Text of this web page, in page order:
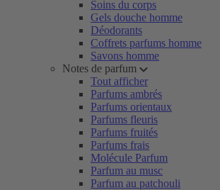
Soins du corps
Gels douche homme
Déodorants
Coffrets parfums homme
Savons homme
Notes de parfum
Tout afficher
Parfums ambrés
Parfums orientaux
Parfums fleuris
Parfums fruités
Parfums frais
Molécule Parfum
Parfum au musc
Parfum au patchouli